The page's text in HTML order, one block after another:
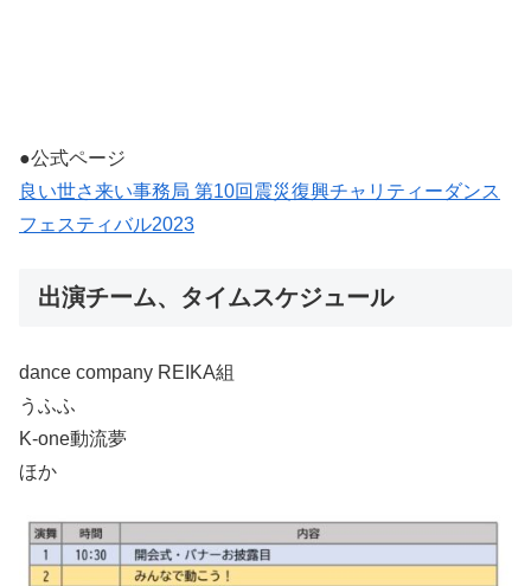
●公式ページ
良い世さ来い事務局 第10回震災復興チャリティーダンス
フェスティバル2023
出演チーム、タイムスケジュール
dance company REIKA組
うふふ
K-one動流夢
ほか